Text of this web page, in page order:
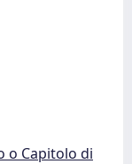
o Capitolo di